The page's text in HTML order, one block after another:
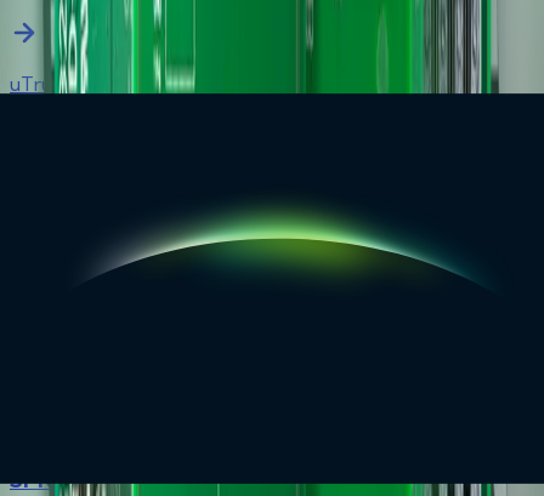
uTrust 2100 R Data Sheet
Mehr entdecken
Ähnliche Produkte
SPR332 v2.0 Secure Class 2 PIN Pad Reader